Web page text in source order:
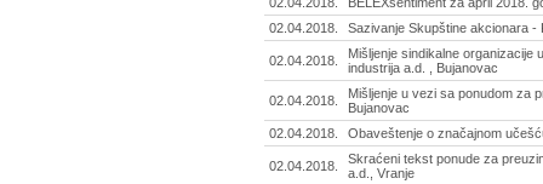
02.04.2018.
Sazivanje Skupštine akcionara
02.04.2018.
Mišljenje sindikalne
industrija a.d. , Bujanovac
02.04.2018.
Mišljenje u vezi sa ponudom za
Bujanovac
02.04.2018.
Obaveštenje o značajnom
02.04.2018.
Skraćeni tekst ponude za
a.d., Vranje